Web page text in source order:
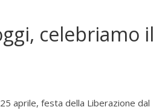
celebriamo il
aprile, festa della Liberazione dal